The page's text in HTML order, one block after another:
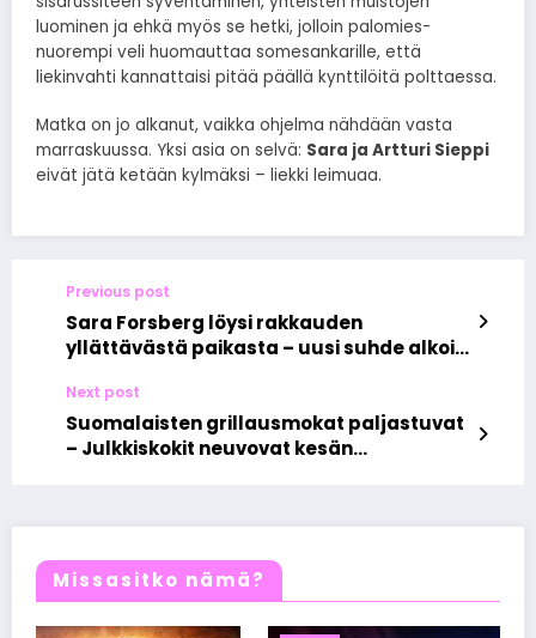
luominen ja ehkä myös se hetki, jolloin palomies-
nuorempi veli huomauttaa somesankarille, että
liekinvahti kannattaisi pitää päällä kynttilöitä polttaessa.
Matka on jo alkanut, vaikka ohjelma nähdään vasta
marraskuussa. Yksi asia on selvä: Sara ja Artturi Sieppi
eivät jätä ketään kylmäksi – liekki leimuaa.
Previous post
Sara Forsberg löysi rakkauden
yllättävästä paikasta – uusi suhde alkoi
Next post
Suomalaisten grillausmokat paljastuvat
– Julkkiskokit neuvovat kesän
Missasitko nämä?